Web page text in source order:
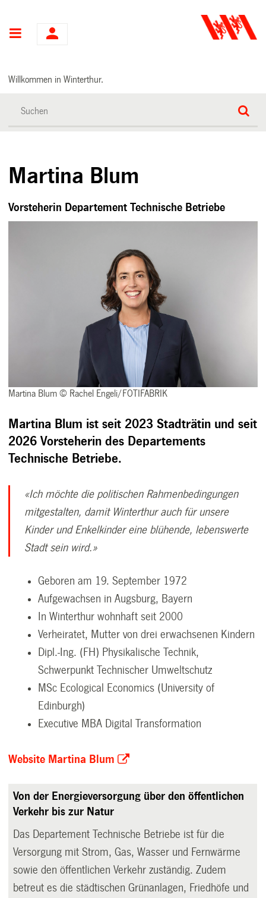
Hauptnavigation
Willkommen in Winterthur.
Martina Blum
Vorsteherin Departement Technische Betriebe
Martina Blum © Rachel Engeli/FOTIFABRIK
Martina Blum ist seit 2023 Stadträtin und seit
2026 Vorsteherin des Departements
Technische Betriebe.
«Ich möchte die politischen Rahmenbedingungen
mitgestalten, damit Winterthur auch für unsere
Kinder und Enkelkinder eine blühende, lebenswerte
Stadt sein wird.»
Geboren am 19. September 1972
Aufgewachsen in Augsburg, Bayern
In Winterthur wohnhaft seit 2000
Verheiratet, Mutter von drei erwachsenen Kindern
Dipl.-Ing. (FH) Physikalische Technik,
Schwerpunkt Technischer Umweltschutz
MSc Ecological Economics (University of
Edinburgh)
Executive MBA Digital Transformation
Website Martina Blum
Von der Energieversorgung über den öffentlichen
Verkehr bis zur Natur
Das Departement Technische Betriebe ist für die
Versorgung mit Strom, Gas, Wasser und Fernwärme
sowie den öffentlichen Verkehr zuständig. Zudem
betreut es die städtischen Grünanlagen, Friedhöfe und